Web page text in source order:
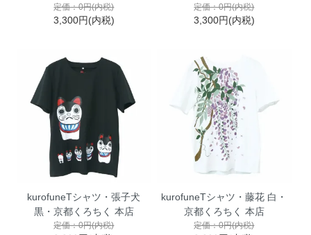
定価：0円(内税)
3,300円(内税)
定価：0円(内税)
3,300円(内税)
kurofuneTシャツ・張子犬
黒・京都くろちく 本店
定価：0円(内税)
kurofuneTシャツ・藤花 白・
京都くろちく 本店
定価：0円(内税)